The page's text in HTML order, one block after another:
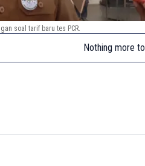
soal tarif baru tes PCR.
Nothing more